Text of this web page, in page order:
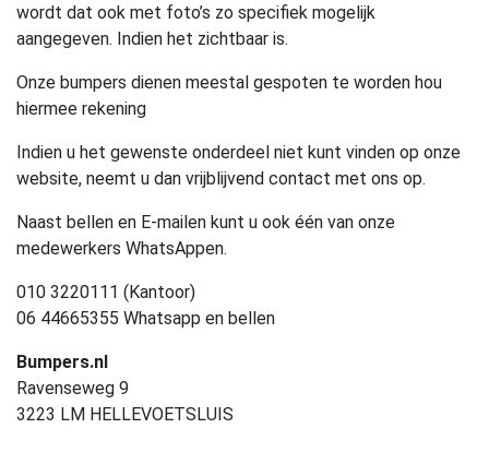
wordt dat ook met foto’s zo specifiek mogelijk
aangegeven. Indien het zichtbaar is.
Onze bumpers dienen meestal gespoten te worden hou
hiermee rekening
Indien u het gewenste onderdeel niet kunt vinden op onze
website, neemt u dan vrijblijvend contact met ons op.
Naast bellen en E-mailen kunt u ook één van onze
medewerkers WhatsAppen.
010 3220111 (Kantoor)
06 44665355 Whatsapp en bellen
Bumpers.nl
Ravenseweg 9
3223 LM HELLEVOETSLUIS